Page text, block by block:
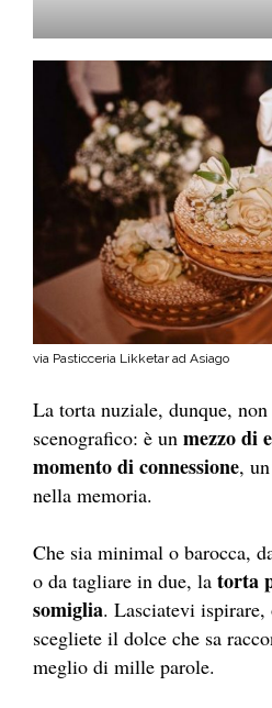
via Pasticceria Likketar ad Asiago
La torta nuziale, dunque,
scenografico: è un mezzo di
momento di connessione,
nella memoria.
Che sia minimal o barocca,
o da tagliare in due, la torta
somiglia. Lasciatevi ispirare,
scegliete il dolce che sa
meglio di mille parole.